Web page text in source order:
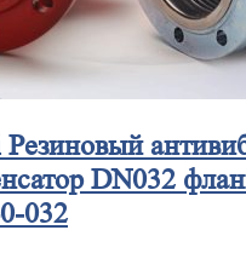
Резиновый
DN032
032